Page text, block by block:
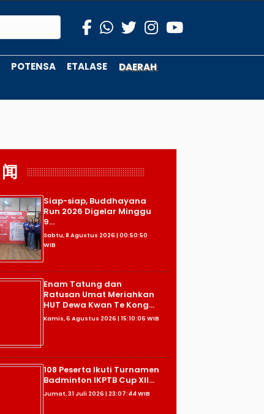
POTENSA ETALASE
DAERAH
Siap-siap, Buddhayana
Run 2026 Digelar Minggu
9...
Sabtu, 8 Agustus 2026 | 00:50:50
WIB
Enam Tatung dan
Ratusan Umat Meriahkan
HUT Dewa Kwan Te Kong...
Kamis, 6 Agustus 2026 | 15:10:06 WIB
108 Peserta Ikuti Turnamen
Badminton IKPTB Cup XII...
Jumat, 31 Juli 2026 | 23:07:44 WIB